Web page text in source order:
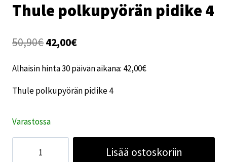
Thule polkupyörän pidike 4
50,90€Alkuperäinen
oli:
50,90€.
42,00€Nykyinen
on:
42,00€.
Alhaisin hinta 30 päivän aikana: 42,00€
Thule polkupyörän pidike 4
Varastossa
polkupyörän
Lisää ostoskoriin